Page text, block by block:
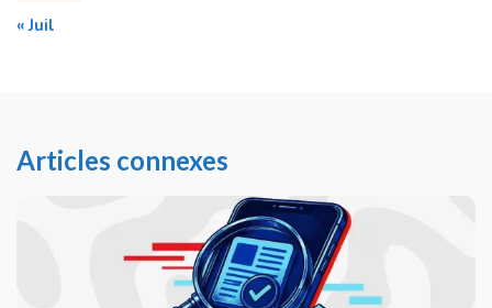
« Juil
Articles connexes